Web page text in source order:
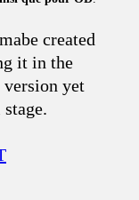
created
it in the
version yet